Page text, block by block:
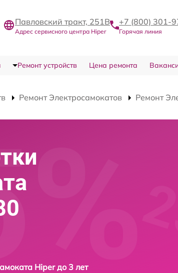
Павловский тракт, 251В
Адрес сервисного центра Hiper
+7 (800) 301-
Горячая линия
Ремонт устройств Цена ремонта
Ремонт Электросамокатов Ремонт
Hiper до 3 лет